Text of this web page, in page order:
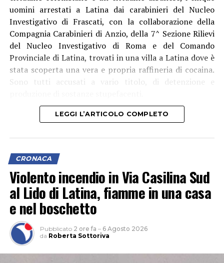
uomini arrestati a Latina dai carabinieri del Nucleo
Investigativo di Frascati, con la collaborazione della
Compagnia Carabinieri di Anzio, della 7^ Sezione Rilievi
del Nucleo Investigativo di Roma e del Comando
Provinciale di Latina, trovati in una villa a Latina dove è
stata scoperta una vera e propria raffineria di cocaina.
Sono tutti accusati a vario titolo, di detenzione e
L’attività, che si è svolta grazie anche al supporto del 1°
Reggimento Carabinieri Paracadutisti “Tuscania” e del
LEGGI L’ARTICOLO COMPLETO
CRONACA
Violento incendio in Via Casilina Sud
al Lido di Latina, fiamme in una casa
e nel boschetto
Pubblicato 2 ore fa – 6 Agosto 2026
da Roberta Sottoriva